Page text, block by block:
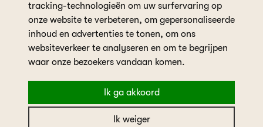
tracking-technologieën om uw surfervaring op
onze website te verbeteren, om gepersonaliseerde
inhoud en advertenties te tonen, om ons
websiteverkeer te analyseren en om te begrijpen
waar onze bezoekers vandaan komen.
Ik ga akkoord
Ik weiger
collectie Ladybird